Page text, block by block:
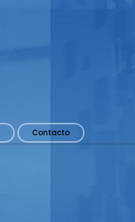
Contacto